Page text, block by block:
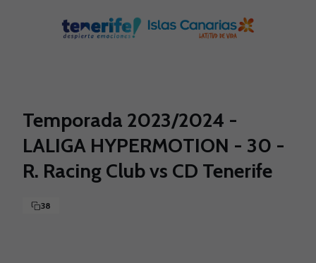
Temporada 2023/2024 -
LALIGA HYPERMOTION - 30 -
R. Racing Club vs CD Tenerife
38